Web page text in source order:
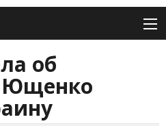
об
Ющенко